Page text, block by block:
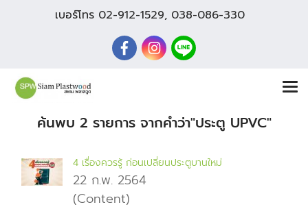
เบอร์โทร 02-912-1529, 038-086-330
ค้นพบ 2 รายการ จากคำว่า"ประตู UPVC"
4 เรื่องควรรู้ ก่อนเปลี่ยนประตูบานใหม่
22 ก.พ. 2564
(Content)